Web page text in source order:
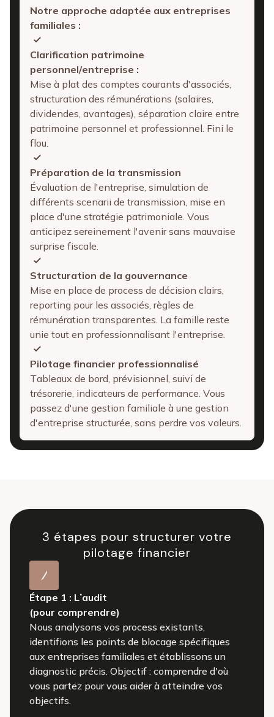
Notre approche adaptée aux entreprises
familiales :
Clarification patrimoine
personnel/entreprise :
Mise à plat des comptes courants d'associés,
structuration des rémunérations (salaires,
dividendes, avantages), séparation claire entre
patrimoine personnel et professionnel. Fini le
flou.
Préparation de la transmission
Évaluation de l'entreprise, simulation de
différents scenarii de transmission, mise en
place d'une stratégie patrimoniale. Vous
anticipez sereinement l'avenir sans mauvaise
surprise fiscale.
Structuration de la gouvernance
Mise en place de process de décision clairs,
reporting pour les associés, règles de
rémunération transparentes. La famille reste
unie tout en professionnalisant l'entreprise.
Pilotage financier professionnalisé
Tableaux de bord, prévisionnel, suivi de
trésorerie, indicateurs de performance. Vous
passez d'une gestion familiale à une gestion
d'entreprise structurée, sans perdre vos valeurs.
3 étapes pour structurer votre
pilotage financier
Étape 1 : L’audit
(pour comprendre)
Nous analysons vos process existants,
identifions les points de blocage spécifiques
aux entreprises familiales et établissons un
diagnostic précis. Objectif : comprendre d'où
vous partez pour vous aider à atteindre vos
objectifs.